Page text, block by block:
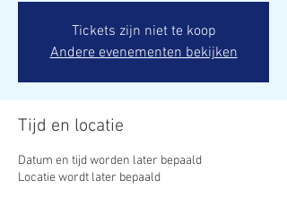
Tickets zijn niet te koop
Andere evenementen bekijken
Tijd en locatie
Datum en tijd worden later bepaald
Locatie wordt later bepaald